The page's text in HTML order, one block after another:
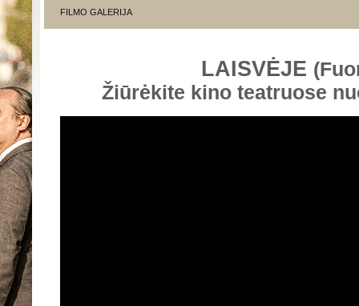
FILMO GALERIJA
LAISVĖJE
Žiūrėkite kino teatruose